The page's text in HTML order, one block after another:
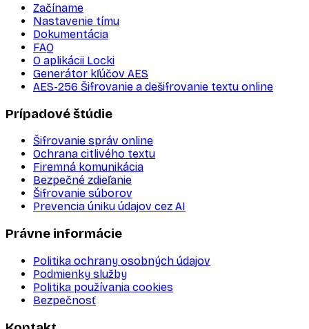
Začíname
Nastavenie tímu
Dokumentácia
FAQ
O aplikácii Locki
Generátor kľúčov AES
AES-256 Šifrovanie a dešifrovanie textu online
Prípadové štúdie
Šifrovanie správ online
Ochrana citlivého textu
Firemná komunikácia
Bezpečné zdieľanie
Šifrovanie súborov
Prevencia úniku údajov cez AI
Právne informácie
Politika ochrany osobných údajov
Podmienky služby
Politika používania cookies
Bezpečnosť